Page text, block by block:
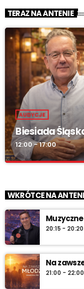
TERAZ NA ANTENIE
AUDYCJE
Biesiada
12:00 - 17:00
„Biesiada Śląska” – w
Scholz, muzyka
pozdrowienia na
WKRÓTCE NA
20:15 - 20:20
Na
21:00 - 22:00